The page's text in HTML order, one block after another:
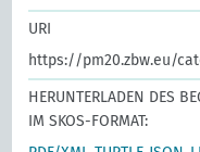
URI
https://pm20.zbw.eu/
HERUNTERLADEN DES
IM SKOS-FORMAT: